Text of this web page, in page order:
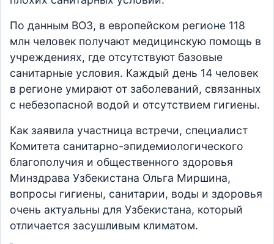
По данным ВОЗ, в европейском регионе 118
млн человек получают медицинскую помощь в
учреждениях, где отсутствуют базовые
санитарные условия. Каждый день 14 человек
в регионе умирают от заболеваний, связанных
с небезопасной водой и отсутствием гигиены.
Как заявила участница встречи, специалист
Комитета санитарно-эпидемиологического
благополучия и общественного здоровья
Минздрава Узбекистана Ольга Миршина,
вопросы гигиены, санитарии, воды и здоровья
очень актуальны для Узбекистана, который
отличается засушливым климатом.